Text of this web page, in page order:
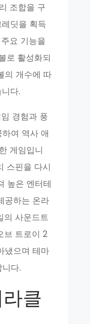
조합을 구
딧을 획득
요 기능을
로 활성화되
의 개수에 따
다.
경험과 풍
여 역사 애
게임입니
스핀을 다시
높은 엔터테
공하는 온라
의 사운드트
브 트로이 2
냈으며 테마
다.
클